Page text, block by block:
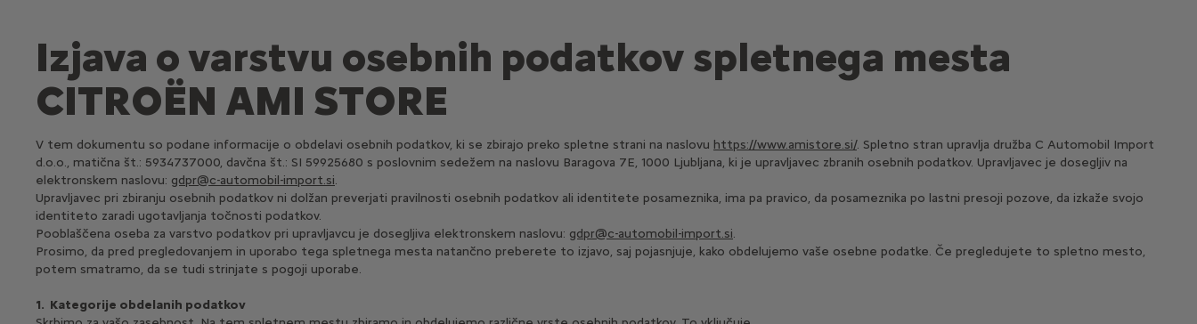
Izjava o varstvu osebnih podatkov spletnega mesta
CITROËN AMI STORE
V tem dokumentu so podane informacije o obdelavi osebnih podatkov, ki se zbirajo preko spletne strani na naslovu https://www.amistore.si/. Spletno stran upravlja družba C Automobil Import
d.o.o., matična št.: 5934737000, davčna št.: SI 59925680 s poslovnim sedežem na naslovu Baragova 7E, 1000 Ljubljana, ki je upravljavec zbranih osebnih podatkov. Upravljavec je dosegljiv na
elektronskem naslovu: gdpr@c-automobil-import.si.
Upravljavec pri zbiranju osebnih podatkov ni dolžan preverjati pravilnosti osebnih podatkov ali identitete posameznika, ima pa pravico, da posameznika po lastni presoji pozove, da izkaže svojo
identiteto zaradi ugotavljanja točnosti podatkov.
Pooblaščena oseba za varstvo podatkov pri upravljavcu je dosegljiva elektronskem naslovu: gdpr@c-automobil-import.si.
Prosimo, da pred pregledovanjem in uporabo tega spletnega mesta natančno preberete to izjavo, saj pojasnjuje, kako obdelujemo vaše osebne podatke. Če pregledujete to spletno mesto,
potem smatramo, da se tudi strinjate s pogoji uporabe.
1. Kategorije obdelanih podatkov